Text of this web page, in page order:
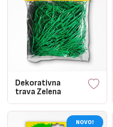
Dekorativna
trava Zelena
NOVO!